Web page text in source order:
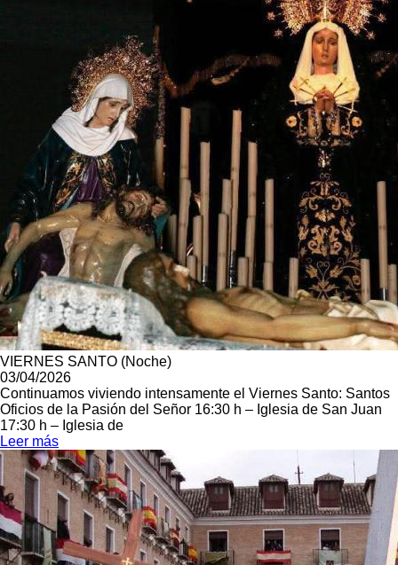
VIERNES SANTO (Noche)
03/04/2026
Continuamos viviendo intensamente el Viernes Santo: Santos
Oficios de la Pasión del Señor 16:30 h – Iglesia de San Juan
17:30 h – Iglesia de
Leer más